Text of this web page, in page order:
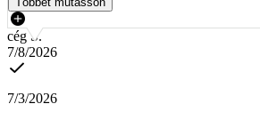
cég S.
7/8/2026
7/3/2026